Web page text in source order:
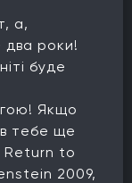
а,
два роки!
буде
Якщо
тебе ще
Return to
2009,